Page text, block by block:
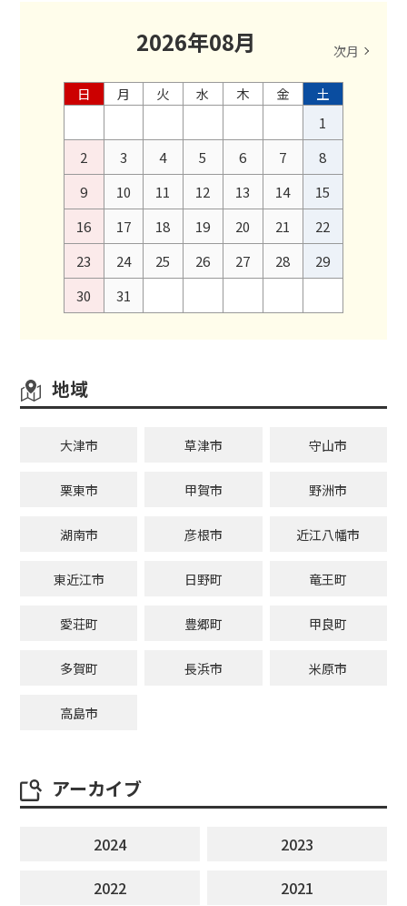
2026年08月 次月
日 月 火 水 木 金
土
1
2
3 4 5 6 7
8
9
10 11 12 13 14
15
16
17 18 19 20 21
22
23
24 25 26 27 28
29
30
31
地域
大津市 草津市 守山市
栗東市 甲賀市 野洲市
湖南市 彦根市 近江八幡市
東近江市 日野町 竜王町
愛荘町 豊郷町 甲良町
多賀町 長浜市 米原市
高島市
アーカイブ
2024
2023
2022
2021